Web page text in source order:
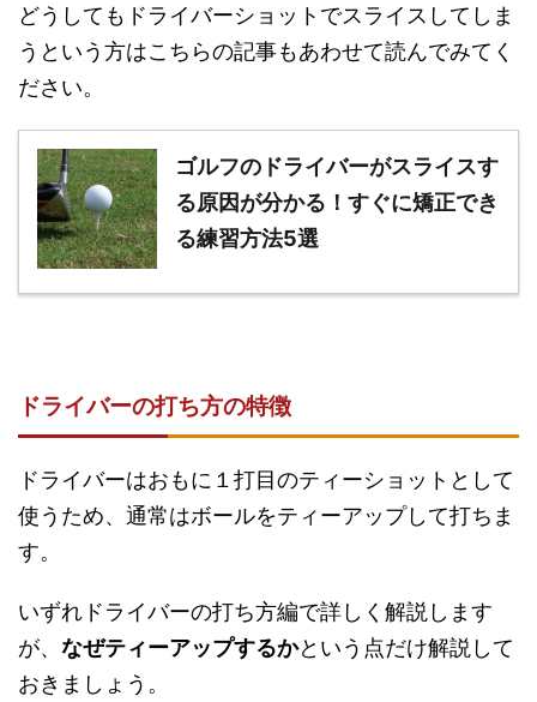
どうしてもドライバーショットでスライスしてしま
うという方はこちらの記事もあわせて読んでみてく
ださい。
ゴルフのドライバーがスライスす
る原因が分かる！すぐに矯正でき
る練習方法5選
ドライバーの打ち方の特徴
ドライバーはおもに１打目のティーショットとして
使うため、通常はボールをティーアップして打ちま
す。
いずれドライバーの打ち方編で詳しく解説します
が、 なぜティーアップするかという点だけ解説して
おきましょう。